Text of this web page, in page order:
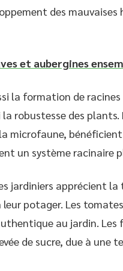
des mauvaises
et aubergines
la formation de
robustesse des
microfaune,
un système racinaire
jardiniers apprécient
potager. Les
au jardin.
de sucre, due à une